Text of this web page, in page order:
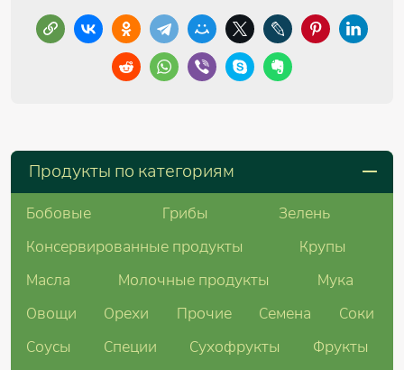
Продукты по категориям
Бобовые Грибы
Зелень
Консервированные продукты
Крупы
Масла
Молочные продукты
Мука
Овощи
Орехи Прочие Семена
Соки
Соусы
Специи Сухофрукты
Фрукты